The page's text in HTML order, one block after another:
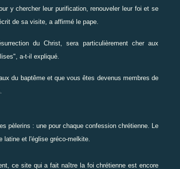
y chercher leur purification, renouveler leur foi et se
de sa visite, a affirmé le pape.
du Christ, sera particulièrement cher aux
a-t-il expliqué.
du baptême et que vous êtes devenus membres de
pèlerins : une pour chaque confession chrétienne. Le
latine et l'église gréco-melkite.
ce site qui a fait naître la foi chrétienne est encore